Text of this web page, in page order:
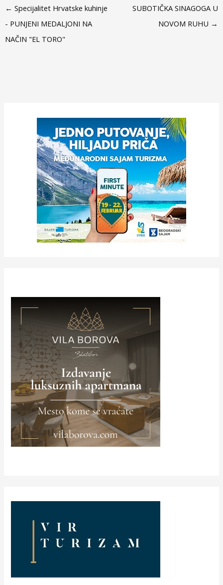
← Specijalitet Hrvatske kuhinje
- PUNJENI MEDALJONI NA
NAČIN "EL TORO"
SUBOTIČKA SINAGOGA U
NOVOM RUHU →